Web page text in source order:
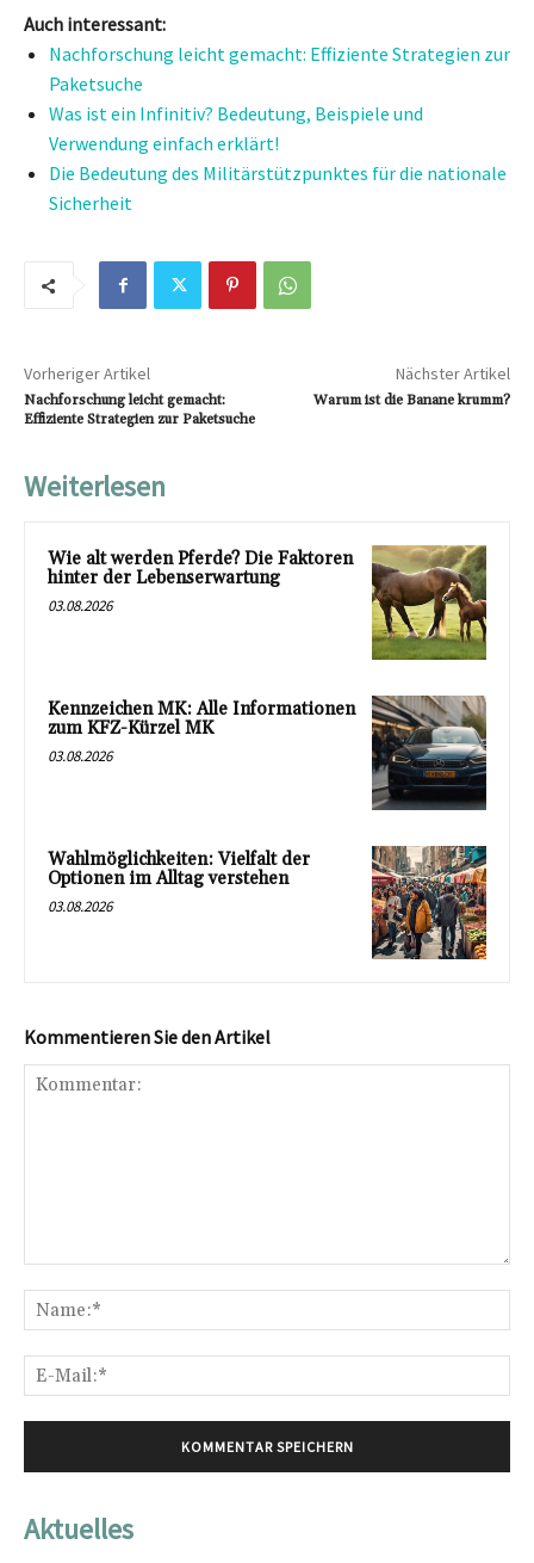
Auch interessant:
Nachforschung leicht gemacht: Effiziente Strategien zur
Paketsuche
Was ist ein Infinitiv? Bedeutung, Beispiele und
Verwendung einfach erklärt!
Die Bedeutung des Militärstützpunktes für die nationale
Sicherheit
Vorheriger Artikel
Nachforschung leicht gemacht:
Effiziente Strategien zur Paketsuche
Nächster Artikel
Warum ist die Banane krumm?
Weiterlesen
Wie alt werden Pferde? Die Faktoren
hinter der Lebenserwartung
03.08.2026
Kennzeichen MK: Alle Informationen
zum KFZ-Kürzel MK
03.08.2026
Wahlmöglichkeiten: Vielfalt der
Optionen im Alltag verstehen
03.08.2026
Kommentieren Sie den Artikel
Aktuelles